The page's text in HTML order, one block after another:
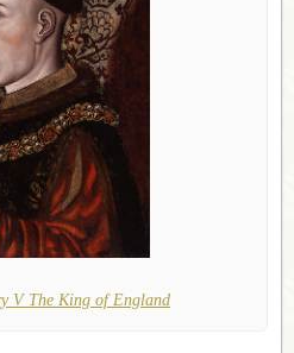
V The King of England